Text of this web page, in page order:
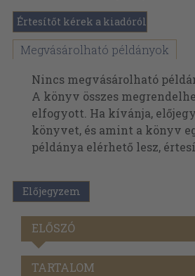
Értesítőt kérek a kiadóról
Megvásárolható példányok
Nincs megvásárolható
A könyv összes
elfogyott. Ha kívánja,
könyvet, és amint a könyv
példánya elérhető lesz,
Előjegyzem
ELŐSZÓ
TARTALOM